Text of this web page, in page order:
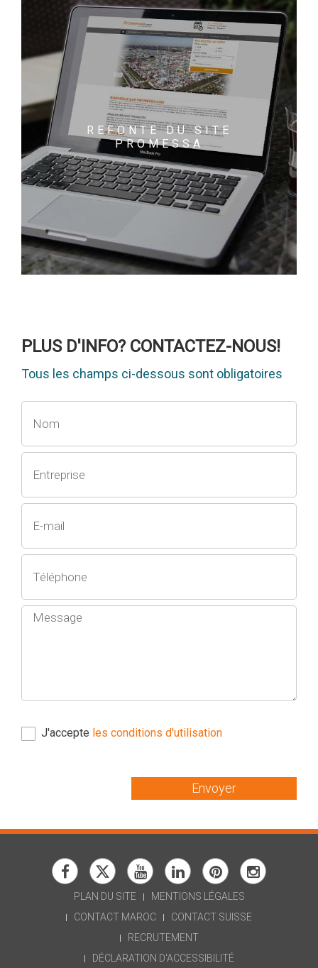
REFONTE DU SITE
PROMESSA
PLUS D'INFO? CONTACTEZ-NOUS!
Tous les champs ci-dessous sont obligatoires
J'accepte les conditions d'utilisation
Envoyer
Je suis l'assistant IA de SIWAY pour vous orienter !
PLAN DU SITE
MENTIONS LÉGALES
CONTACT MAROC
CONTACT SUISSE
RECRUTEMENT
DÉCLARATION D'ACCESSIBILITÉ